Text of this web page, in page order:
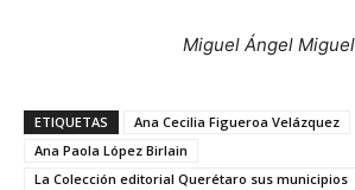
Miguel Ángel
ETIQUETAS
Ana Cecilia Figueroa Velázquez
Ana Paola López Birlain
La Colección editorial Querétaro sus municipios